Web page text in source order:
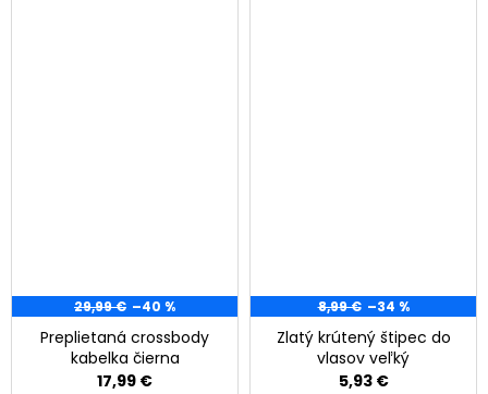
29,99 € –40 %
Preplietaná crossbody
kabelka čierna
17,99 €
8,99 € –34 %
Zlatý krútený štipec do
vlasov veľký
5,93 €